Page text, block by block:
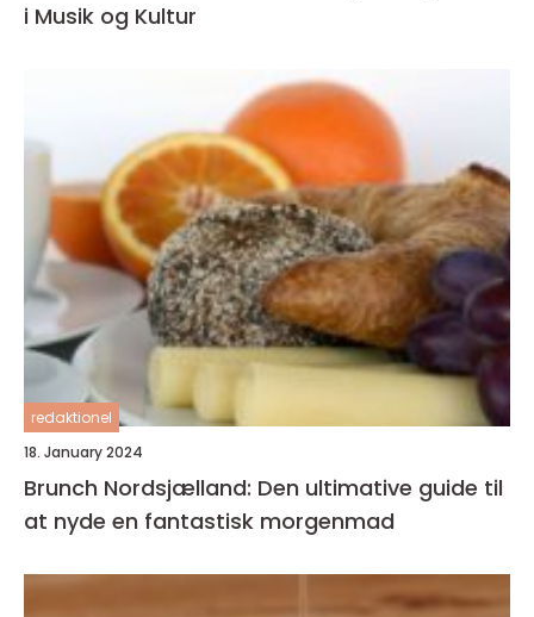
i Musik og Kultur
redaktionel
18. January 2024
Brunch Nordsjælland: Den ultimative guide til
at nyde en fantastisk morgenmad